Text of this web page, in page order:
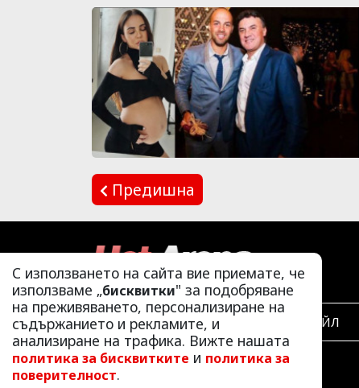
Предишна
С използването на сайта вие приемате, че
използваме „бисквитки" за подобряване
на преживяването, персонализиране на
съдържанието и рекламите, и
анализиране на трафика. Вижте нашата
политика за бисквитките и политика за
поверителност.
ЛАЙФСТАЙЛ